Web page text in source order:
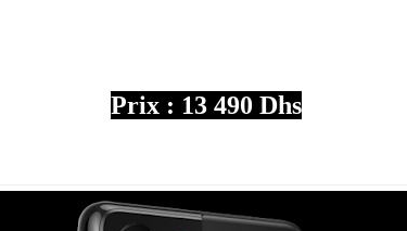
Prix : 13 490 Dhs